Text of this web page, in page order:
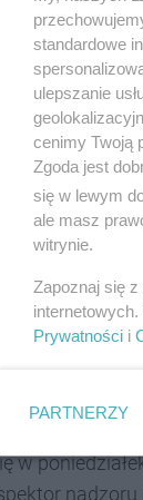
jedną z ulic
w
nadzoru
standardowe
ulepszanie
cenimy Twoją
Zgoda jest
się w lewym
ale masz
witrynie.
Zapoznaj się
Prywatności i
PARTNERZY